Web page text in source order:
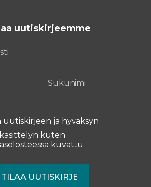
uutiskirjeemme
uutiskirjeen ja hyväksyn
kuten
kuvattu